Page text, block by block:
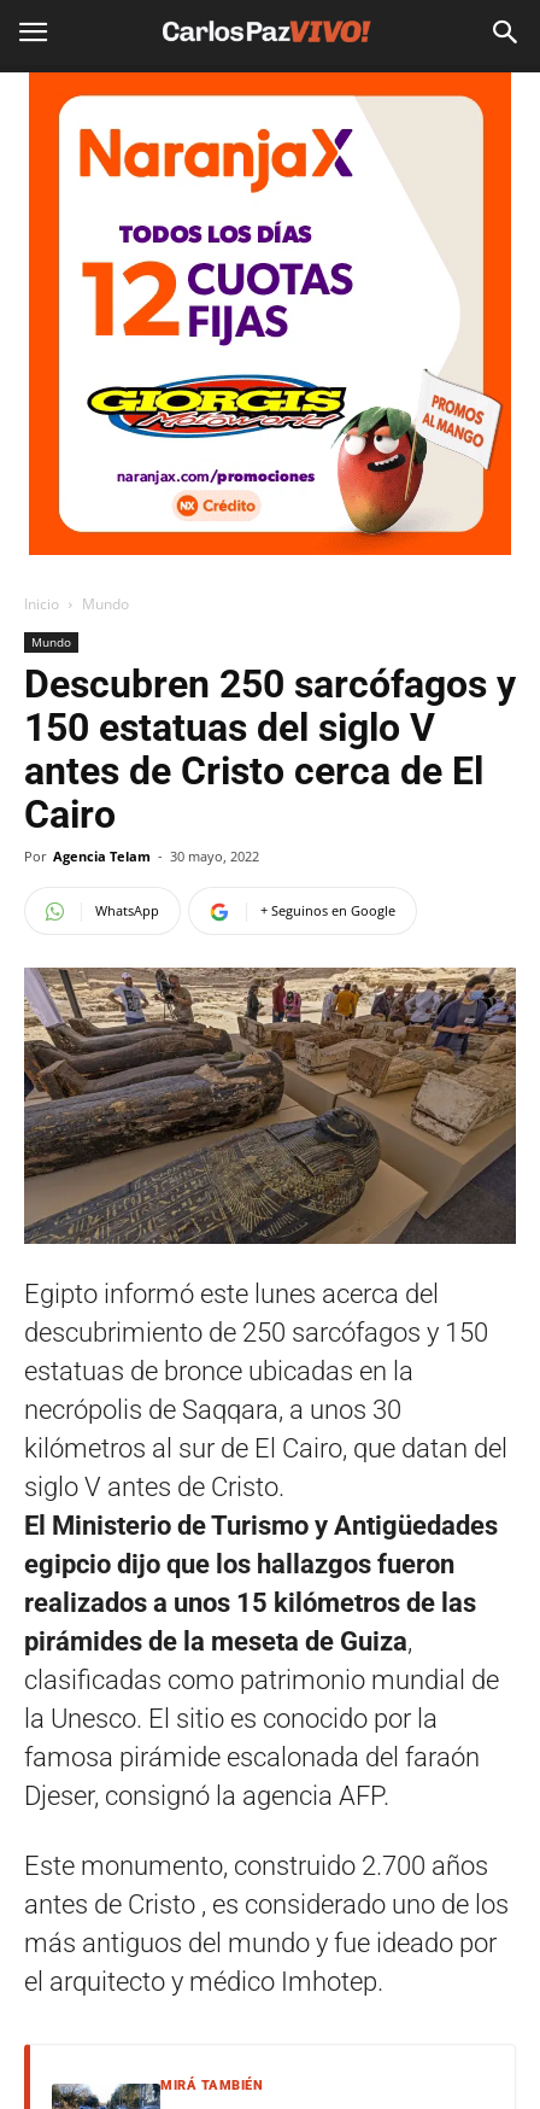
Inicio Mundo
Mundo
Descubren 250 sarcófagos y
150 estatuas del siglo V
antes de Cristo cerca de El
Cairo
Por Agencia Telam - 30 mayo, 2022
WhatsApp + Seguinos en Google
Egipto informó este lunes acerca del
descubrimiento de 250 sarcófagos y 150
estatuas de bronce ubicadas en la
necrópolis de Saqqara, a unos 30
kilómetros al sur de El Cairo, que datan del
siglo V antes de Cristo.
El Ministerio de Turismo y Antigüedades
egipcio dijo que los hallazgos fueron
realizados a unos 15 kilómetros de las
pirámides de la meseta de Guiza,
clasificadas como patrimonio mundial de
la Unesco. El sitio es conocido por la
famosa pirámide escalonada del faraón
Djeser, consignó la agencia AFP.
Este monumento, construido 2.700 años
antes de Cristo , es considerado uno de los
más antiguos del mundo y fue ideado por
el arquitecto y médico Imhotep.
MIRÁ TAMBIÉN